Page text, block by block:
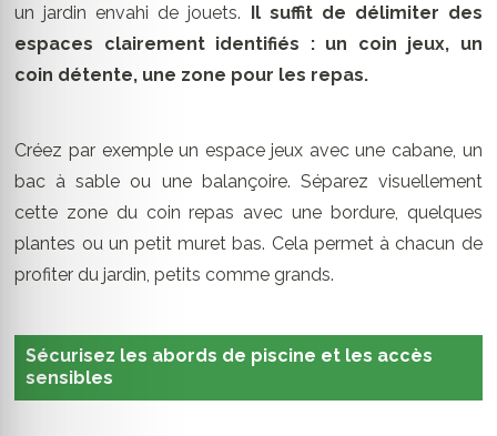
un jardin envahi de jouets. Il suffit de délimiter des
espaces clairement identifiés : un coin jeux, un
coin détente, une zone pour les repas.
Créez par exemple un espace jeux avec une cabane, un
bac à sable ou une balançoire. Séparez visuellement
cette zone du coin repas avec une bordure, quelques
plantes ou un petit muret bas. Cela permet à chacun de
profiter du jardin, petits comme grands.
Sécurisez les abords de piscine et les accès
sensibles